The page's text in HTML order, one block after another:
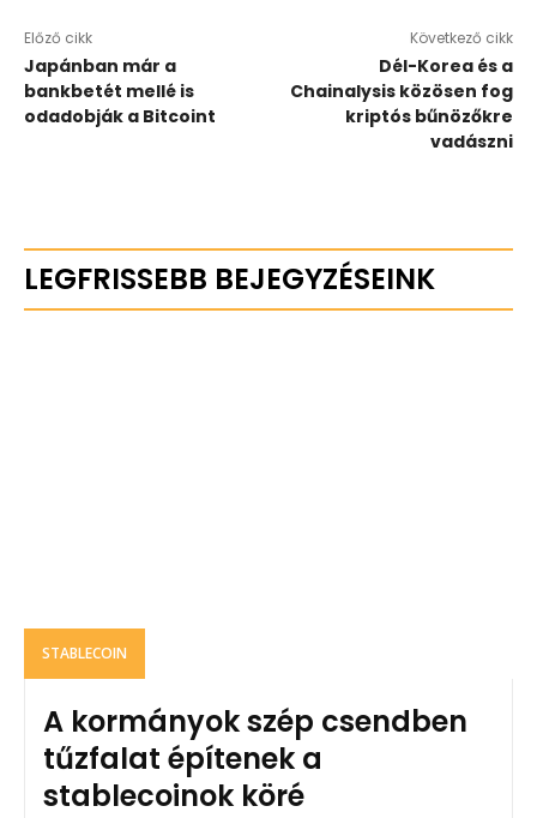
Előző cikk
Japánban már a
bankbetét mellé is
odadobják a Bitcoint
Következő cikk
Dél-Korea és a
Chainalysis közösen fog
kriptós bűnözőkre
vadászni
LEGFRISSEBB BEJEGYZÉSEINK
STABLECOIN
A kormányok szép csendben
tűzfalat építenek a
stablecoinok köré